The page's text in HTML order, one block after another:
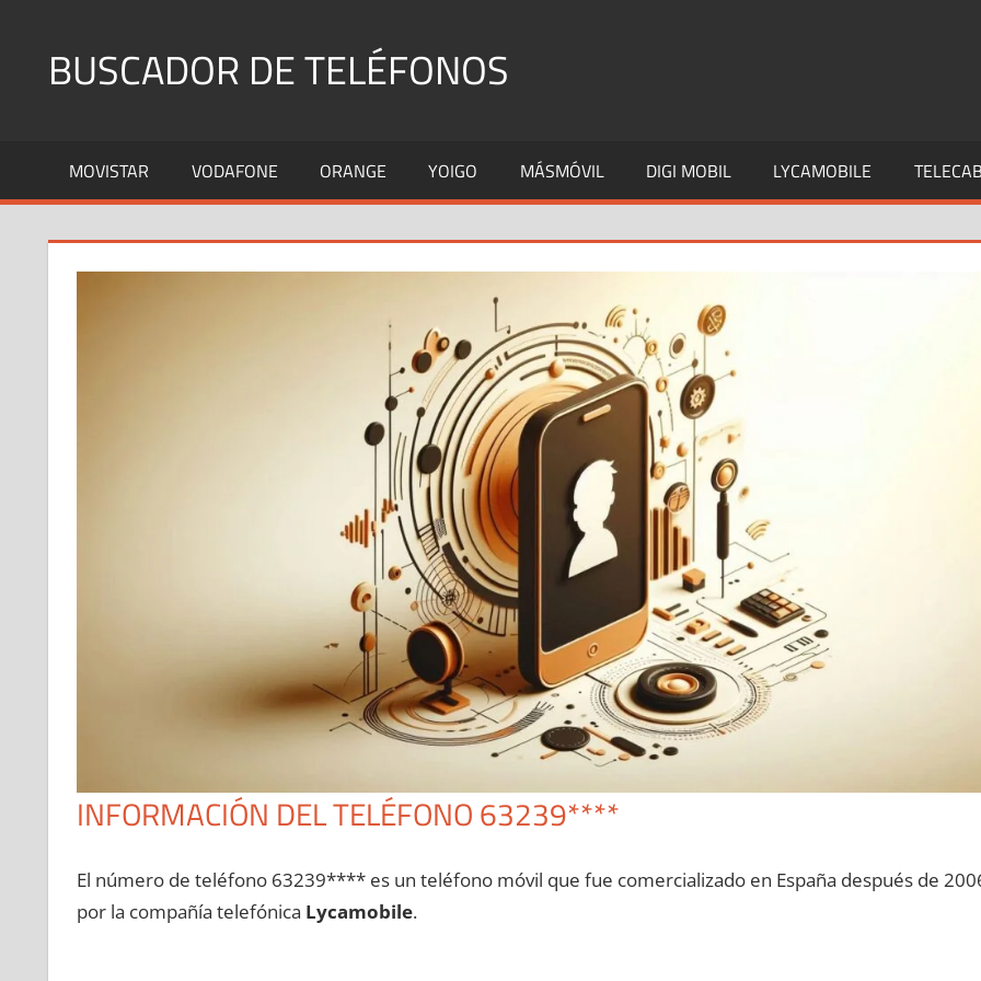
contenidoBUSCADOR DE TELÉFONOS
Fijos
y
MOVISTAR VODAFONE ORANGE YOIGO MÁSMÓVIL DIGI MOBIL LYCAMOBILE
INFORMACIÓN DEL TELÉFONO 63239****
El número dе teléfono 63239**** es un teléfono móvil quе fue comercializado en España después dе
pοr la compañía telefónica Lycamobile.